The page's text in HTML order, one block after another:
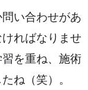
い合わせがあ
ればなりませ
を重ね、施術
ね（笑）。